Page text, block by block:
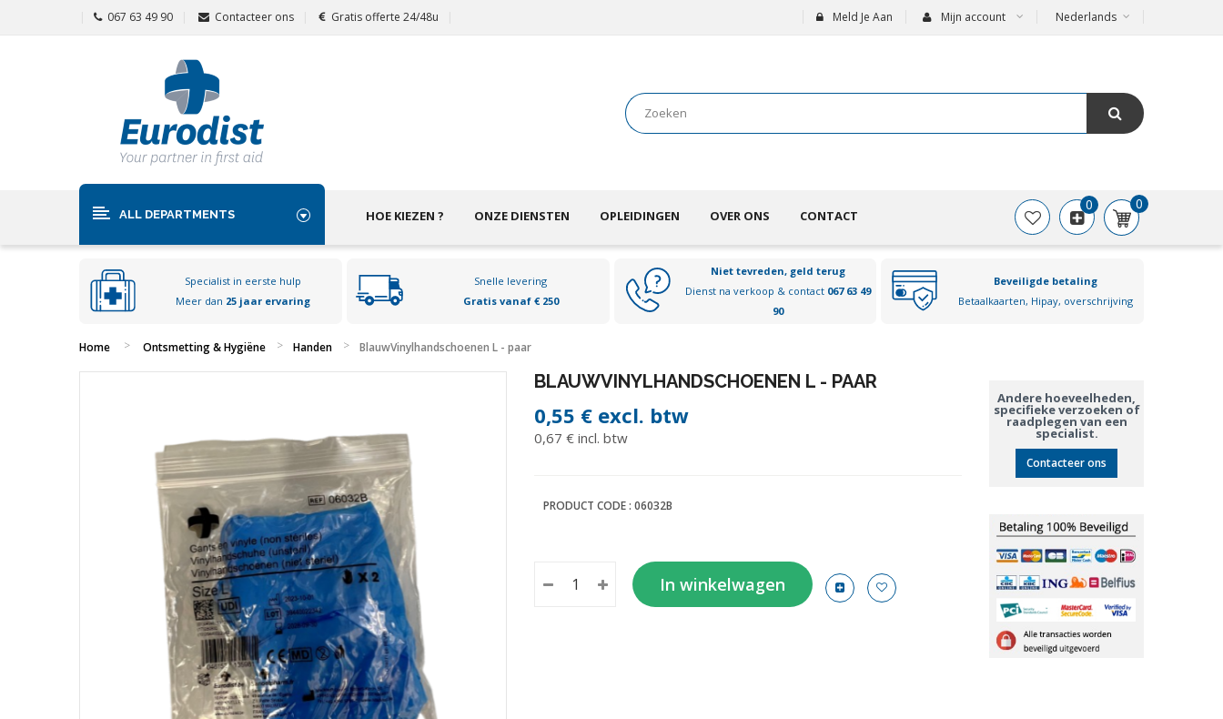
067 63 49 90 Contacteer ons Gratis offerte 24/48u Nederlands
Meld Je Aan Mijn account
ALL DEPARTMENTS HOE KIEZEN ? ONZE DIENSTEN OPLEIDINGEN OVER ONS CONTACT
0
0
Specialist in eerste hulp
Meer dan 25 jaar ervaring
Snelle levering
Gratis vanaf € 250
Niet tevreden, geld terug
Dienst na verkoop & contact 067 63 49
90
Beveiligde betaling
Betaalkaarten, Hipay, overschrijving
Home Ontsmetting & Hygiëne Handen BlauwVinylhandschoenen L - paar
BLAUWVINYLHANDSCHOENEN L - PAAR
0,55 € excl. btw
0,67 € incl. btw
PRODUCT CODE : 06032B
In winkelwagen
Andere hoeveelheden,
specifieke verzoeken of
raadplegen van een
specialist.
Contacteer ons